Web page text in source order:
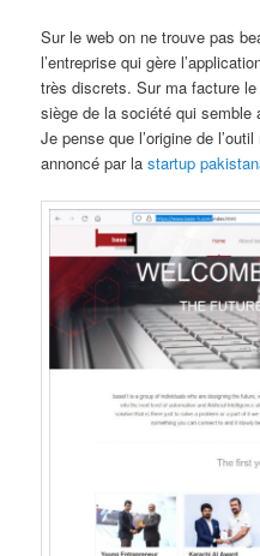
Sur le web on ne trouve pas
l’entreprise qui gère
très discrets. Sur ma facture
siège de la société qui semble
Je pense que l’origine de
annoncé par lastartup